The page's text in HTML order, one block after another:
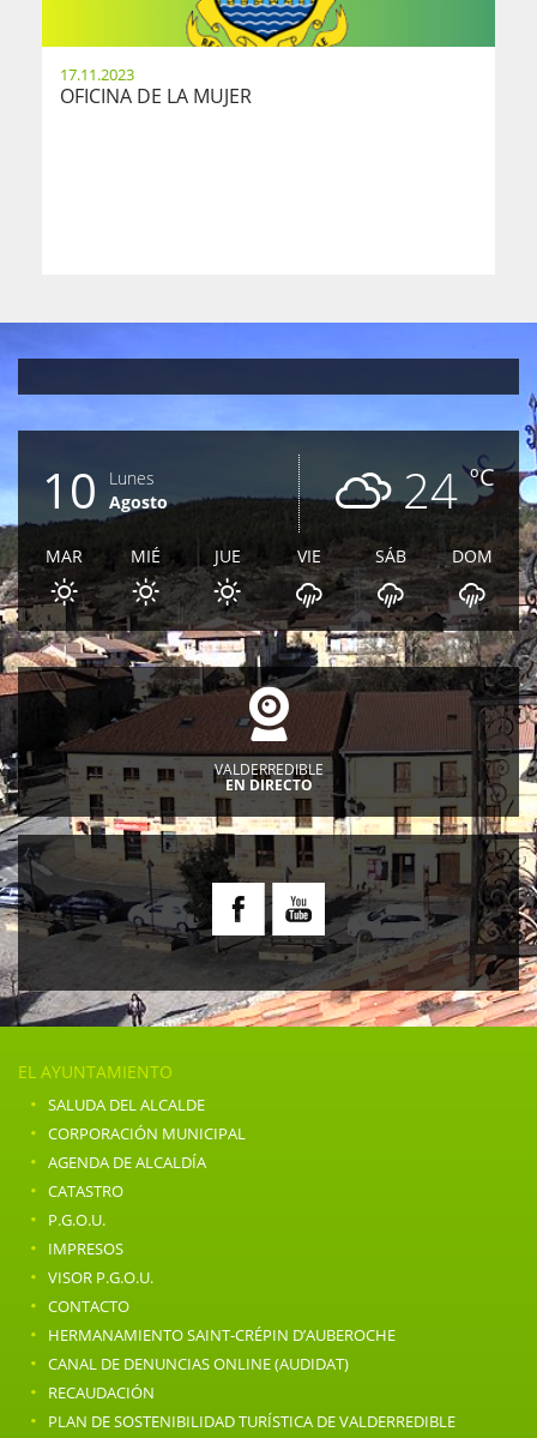
17.11.2023
OFICINA DE LA MUJER
ºC
24
10
Lunes
Agosto
MAR MIÉ JUE VIE SÁB DOM
VALDERREDIBLE
EN DIRECTO
EL AYUNTAMIENTO
· SALUDA DEL ALCALDE
· CORPORACIÓN MUNICIPAL
· AGENDA DE ALCALDÍA
· CATASTRO
· P.G.O.U.
· IMPRESOS
· VISOR P.G.O.U.
· CONTACTO
· HERMANAMIENTO SAINT-CRÉPIN D’AUBEROCHE
· CANAL DE DENUNCIAS ONLINE (AUDIDAT)
· RECAUDACIÓN
· PLAN DE SOSTENIBILIDAD TURÍSTICA DE VALDERREDIBLE